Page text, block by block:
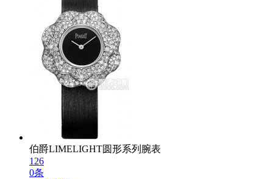
伯爵LIMELIGHT圆形系列腕表
126
0条